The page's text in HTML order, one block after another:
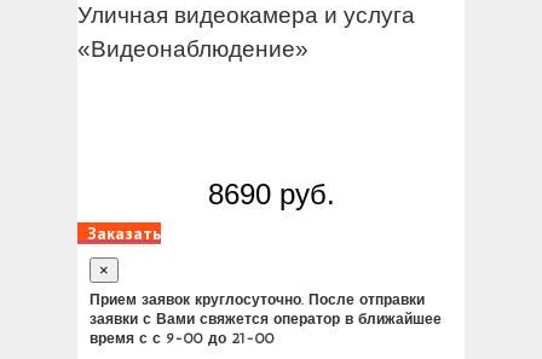
Уличная видеокамера и услуга
«Видеонаблюдение»
8690 руб.
Заказать
×
Прием заявок круглосуточно. После отправки
заявки с Вами свяжется оператор в ближайшее
время с с 9-00 до 21-00